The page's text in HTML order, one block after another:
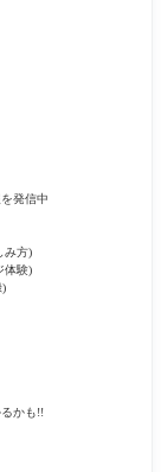
発信中
み方)
体験)
)
かも!!